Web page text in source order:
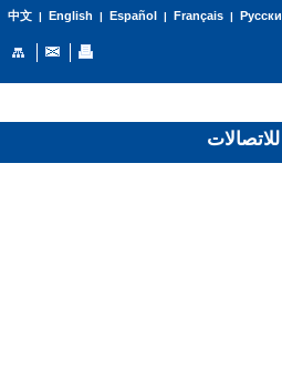
中文| English | Español | Français|